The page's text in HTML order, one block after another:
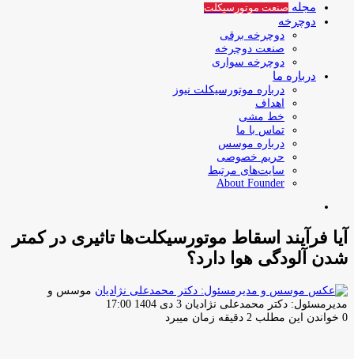
مجله صنعت موتورسیکلت
دوچرخه
دوچرخه برقی
صنعت دوچرخه
دوچرخه سواری
درباره ما
درباره موتورسیکلت نیوز
اهداف
خط مشی
تماس با ما
درباره موسس
حریم خصوصی
سایت‌های مرتبط
About Founder
آیا فرآیند اسقاط موتورسیکلت‌ها تاثیری در کمتر
شدن آلودگی هوا دارد؟
موسس و
مدیرمسئول: دکتر محمدعلی نژادیان ارسال
ایمیل
3 دی 1404 17:00
0 خواندن این مطلب 2 دقیقه زمان میبرد